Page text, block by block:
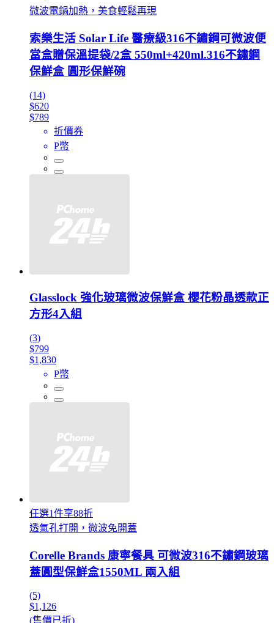
微波電鍋加熱，美食輕鬆再現
索樂生活 Solar Life 醫療級316不鏽鋼可微波便
當盒贈保溫提袋/2盒 550ml+420ml.316不鏽鋼
保鮮盒 圓形保鮮碗
(14)
$620
$789
折價券
P幣
Glasslock 強化玻璃微波保鮮盒 櫻花粉晶透款正
方形4入組
(3)
$799
$1,830
P幣
任選1件享88折
透氣孔打開，微波免開蓋
Corelle Brands 康寧餐具 可微波316不鏽鋼玻璃
蓋圓型保鮮盒1550ML 兩入組
(5)
$1,126
(售價已折)